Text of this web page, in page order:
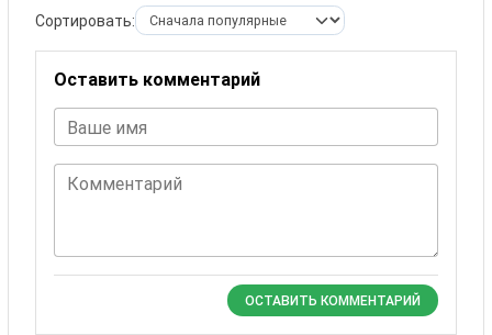
Сортировать:
Оставить комментарий
Ваше имя
Комментарий
ОСТАВИТЬ КОММЕНТАРИЙ